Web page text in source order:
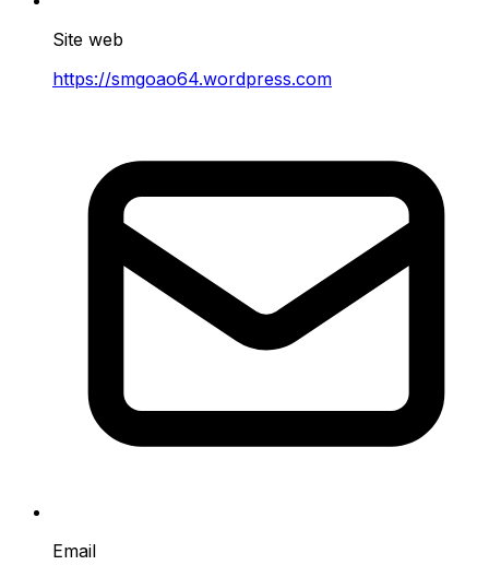
Site web
https://smgoao64.wordpress.com
Email